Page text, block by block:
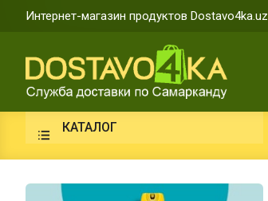
Интернет-магазин продуктов Dostavo4ka.uz
КАТАЛОГ